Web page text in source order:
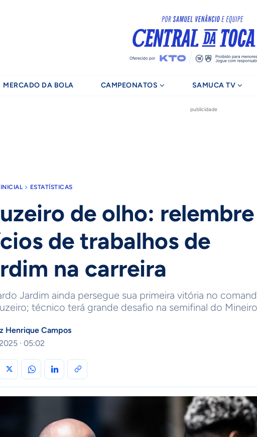
MERCADO DA BOLA CAMPEONATOS SAMUCA TV
publicidade
ESTATÍSTICAS
de olho: relembre
de trabalhos de
na carreira
Jardim ainda persegue sua primeira vitória no
técnico terá grande desafio na semifinal do Mineiro
Henrique Campos
· 05:02